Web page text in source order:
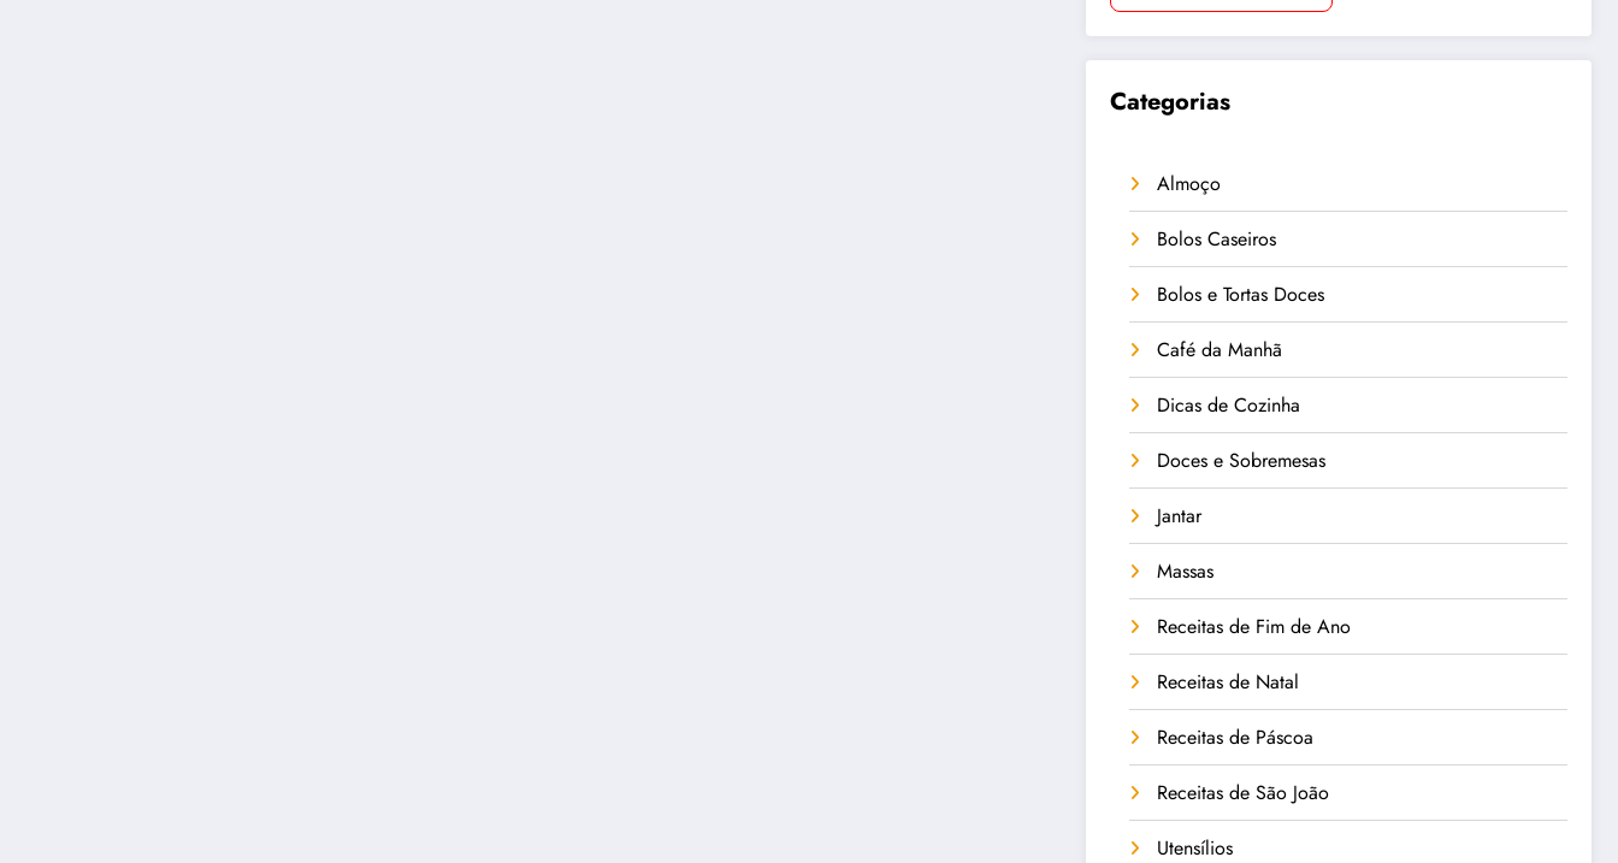
Categorias
Almoço
Bolos Caseiros
Bolos e Tortas Doces
Café da Manhã
Dicas de Cozinha
Doces e Sobremesas
Jantar
Massas
Receitas de Fim de Ano
Receitas de Natal
Receitas de Páscoa
Receitas de São João
Utensílios